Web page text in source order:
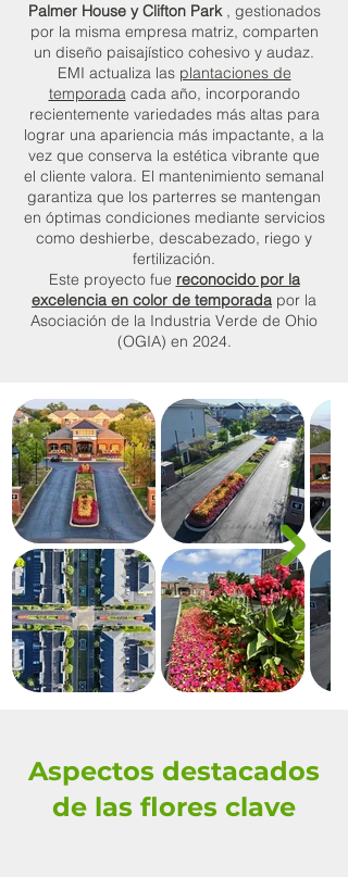
Palmer House y Clifton Park, gestionados
por la misma empresa matriz, comparten
un diseño paisajístico cohesivo y audaz.
EMI actualiza las plantaciones de
temporadacada año, incorporando
recientemente variedades más altas para
lograr una apariencia más impactante, a la
vez que conserva la estética vibrante que
el cliente valora. El mantenimiento semanal
garantiza que los parterres se mantengan
en óptimas condiciones mediante servicios
como deshierbe, descabezado, riego y
fertilización.
Este proyecto fue reconocido por la
excelencia en color de temporada por la
Asociación de la Industria Verde de Ohio
(OGIA) en 2024.
Aspectos destacados
de las flores clave